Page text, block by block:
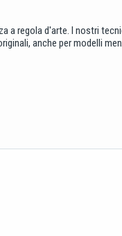
a regola d'arte. I nostri
anche per modelli